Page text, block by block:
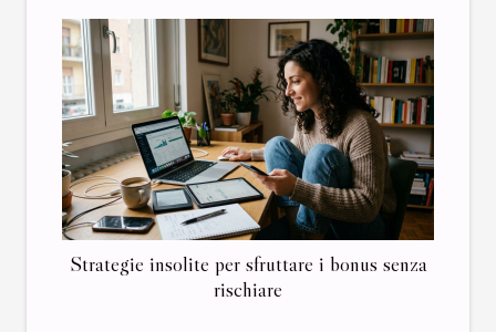
Strategie insolite per sfruttare i bonus senza
rischiare